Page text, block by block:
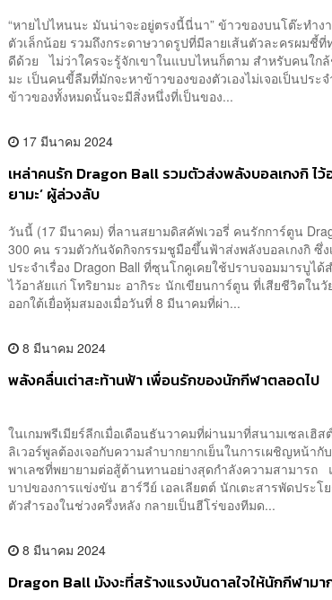
“หายไปไหนนะ มันน่าจะอยู่ตรงนี้นี่นา” ข้าวของบนโต๊ะทำง
ตัวเล็กน้อย รวมถึงกระดาษวาดรูปที่มีลายเส้นตัวละครผมชี้ที่
ดีด้วย ไม่ว่าใครจะรู้จักเขาในแบบไหนก็ตาม สำหรับคนใก
มะ เป็นคนขี้ลืมที่มักจะหาข้าวของของตัวเองไม่เจอเป็นประ
ข้าวของทั้งหมดนั้นจะมีสิ่งหนึ่งที่เป็นของ...
17 มีนาคม 2024
เหล่าคนรัก Dragon Ball รวมตัวส่งพลังบอลเกงกิ ไว้
ยามะ’ ผู้ล่วงลับ
วันนี้ (17 มีนาคม) ที่ลานสยามดิสคัฟเวอรี่ คนรักการ์ตูน
300 คน รวมตัวกันจัดกิจกรรมชูมือขึ้นฟ้าส่งพลังบอลเกงกิ ซึ่
ประจำเรื่อง Dragon Ball ที่ซุนโกคูเคยใช้ปราบจอมมารบูได้
ไว้อาลัยแก่ โทริยามะ อากิระ นักเขียนการ์ตูน ที่เสียชีวิตในวั
ออกใต้เยื่อหุ้มสมองเมื่อวันที่ 8 มีนาคมที่ผ่า...
8 มีนาคม 2024
พลังคลื่นเต่าสะท้านฟ้า เพื่อนรักของนักกีฬาตลอดไป
ในเกมพรีเมียร์ลีกเมื่อเดือนธันวาคมที่ผ่านมาที่สนามเซลเฮิ
ลิเวอร์พูลต้องเจอกับความลำบากยากเย็นในการเผชิญหน้ากั
พาเลซที่พยายามต่อสู้ต้านทานอย่างสุดกำลังความสามารถ
บาปของการแข่งขัน ฮาร์วีย์ เอลเลียตต์ นักเตะสารพัดประโ
ตัวสำรองในช่วงครึ่งหลัง กลายเป็นฮีโร่ของทีมด...
8 มีนาคม 2024
Dragon Ball มังงะที่สร้างแรงบันดาลใจให้นักกีฬามา